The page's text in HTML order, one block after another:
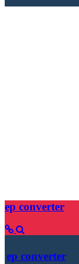
ep converter
ep converter